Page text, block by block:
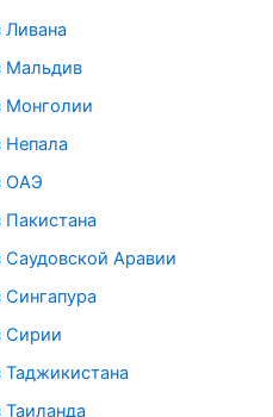
Ливана
Мальдив
Монголии
Непала
ОАЭ
Саудовской Аравии
Сирии
Таджикистана